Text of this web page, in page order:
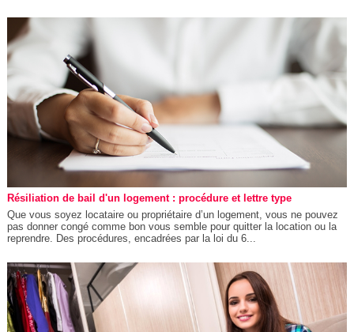
Résiliation de bail d'un logement : procédure et lettre type
Que vous soyez locataire ou propriétaire d’un logement, vous ne pouvez
pas donner congé comme bon vous semble pour quitter la location ou la
reprendre. Des procédures, encadrées par la loi du 6...